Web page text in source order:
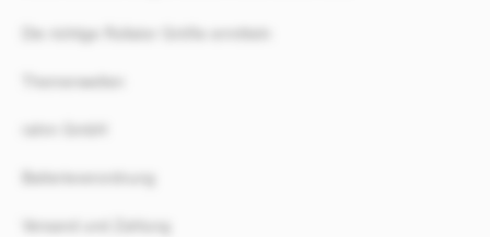
Die richtige Rollator Größe ermitteln
Themenwelten
rahm GmbH
Batterieverordnung
Versand und Zahlung